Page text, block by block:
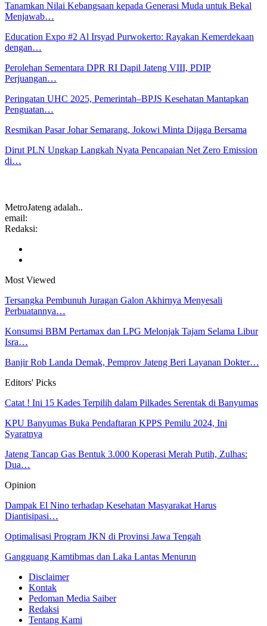
Tanamkan Nilai Kebangsaan kepada Generasi Muda untuk Bekal
Menjawab…
Education Expo #2 Al Irsyad Purwokerto: Rayakan Kemerdekaan
dengan…
Perolehan Sementara DPR RI Dapil Jateng VIII, PDIP
Perjuangan…
Peringatan UHC 2025, Pemerintah–BPJS Kesehatan Mantapkan
Penguatan…
Resmikan Pasar Johar Semarang, Jokowi Minta Dijaga Bersama
Dirut PLN Ungkap Langkah Nyata Pencapaian Net Zero Emission
di…
MetroJateng adalah..
email:
Redaksi:
Most Viewed
Tersangka Pembunuh Juragan Galon Akhirnya Menyesali
Perbuatannya…
Konsumsi BBM Pertamax dan LPG Melonjak Tajam Selama Libur
Isra…
Banjir Rob Landa Demak, Pemprov Jateng Beri Layanan Dokter…
Editors' Picks
Catat ! Ini 15 Kades Terpilih dalam Pilkades Serentak di Banyumas
KPU Banyumas Buka Pendaftaran KPPS Pemilu 2024, Ini
Syaratnya
Jateng Tancap Gas Bentuk 3.000 Koperasi Merah Putih, Zulhas:
Dua…
Opinion
Dampak El Nino terhadap Kesehatan Masyarakat Harus
Diantisipasi…
Optimalisasi Program JKN di Provinsi Jawa Tengah
Gangguang Kamtibmas dan Laka Lantas Menurun
Disclaimer
Kontak
Pedoman Media Saiber
Redaksi
Tentang Kami